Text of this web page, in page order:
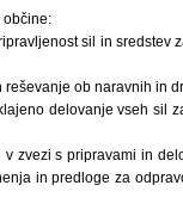
občine:
sil in sredstev
ob naravnih in
delovanje vseh sil
zvezi s pripravami in
in predloge za